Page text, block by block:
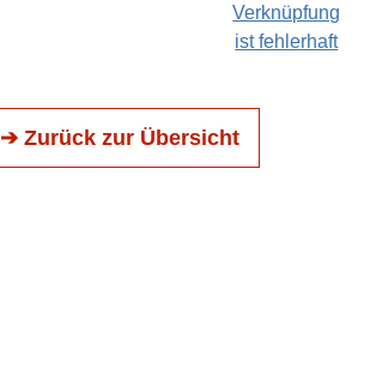
Verknüpfung
ist fehlerhaft
➔ Zurück zur Übersicht